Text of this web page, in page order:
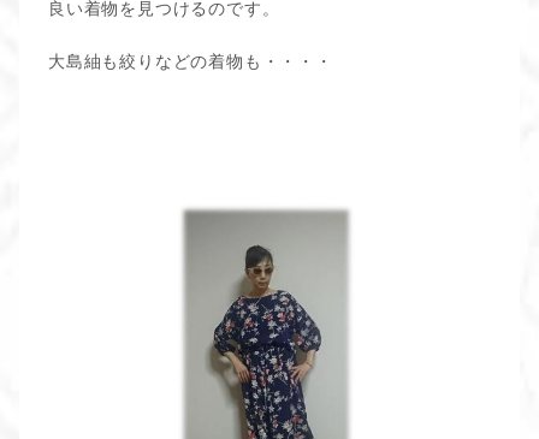
良い着物を見つけるのです。
大島紬も絞りなどの着物も・・・・